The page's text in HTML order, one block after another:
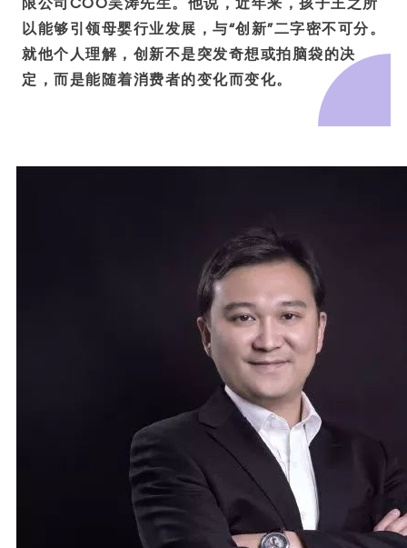
以能够引领母婴行业发展，与“创新”二字密不可分。
就他个人理解，创新不是突发奇想或拍脑袋的决
定，而是能随着消费者的变化而变化。